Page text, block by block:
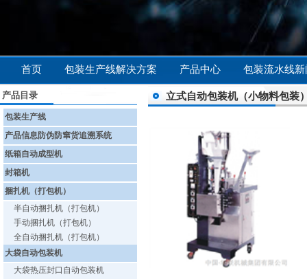
首页 包装生产线解决方案 产品中心 包装流水线
产品目录
包装生产线
产品信息防伪防窜货追溯系统
纸箱自动成型机
封箱机
捆扎机（打包机）
半自动捆扎机（打包机）
手动捆扎机（打包机）
全自动捆扎机（打包机）
大袋自动包装机
大袋热压封口自动包装机
立式自动包装机（小物料包装